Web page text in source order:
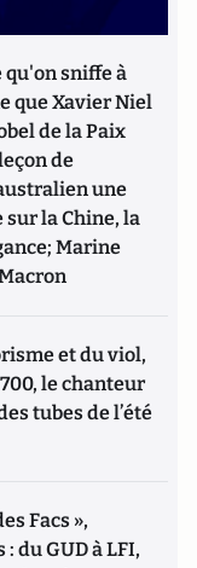
qu'on sniffe à
que Xavier Niel
de la Paix
de
une
la Chine, la
Marine
et du viol,
le chanteur
tubes de l’été
Facs »,
du GUD à LFI,